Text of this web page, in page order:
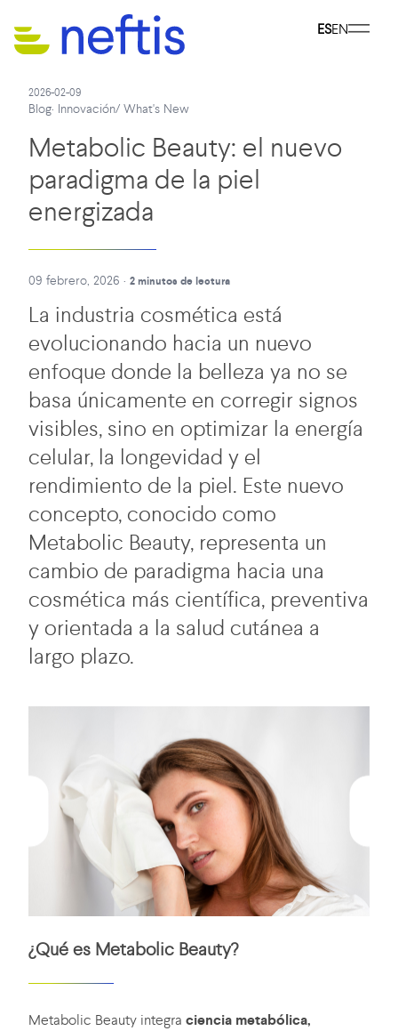
ESEN
2026-02-09
Blog· Innovación/ What's New
Metabolic Beauty: el nuevo
paradigma de la piel
energizada
09 febrero, 2026 · 2 minutos de lectura
La industria cosmética está
evolucionando hacia un nuevo
enfoque donde la belleza ya no se
basa únicamente en corregir signos
visibles, sino en optimizar la energía
celular, la longevidad y el
rendimiento de la piel. Este nuevo
concepto, conocido como
Metabolic Beauty, representa un
cambio de paradigma hacia una
cosmética más científica, preventiva
y orientada a la salud cutánea a
largo plazo.
¿Qué es Metabolic Beauty?
Metabolic Beauty integra ciencia metabólica,